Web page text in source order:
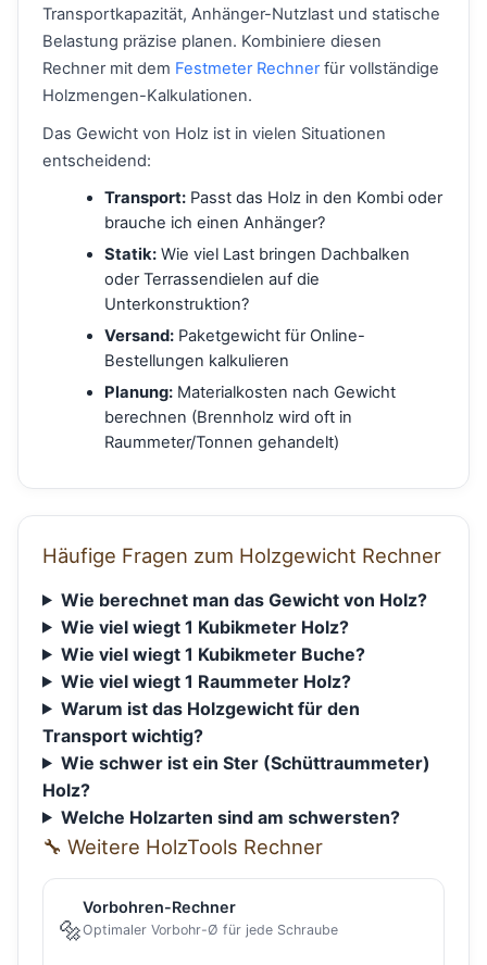
Transportkapazität, Anhänger-Nutzlast und statische
Belastung präzise planen. Kombiniere diesen
Rechner mit dem Festmeter Rechnerfür vollständige
Holzmengen-Kalkulationen.
Das Gewicht von Holz ist in vielen Situationen
entscheidend:
Transport:Passt das Holz in den Kombi oder
brauche ich einen Anhänger?
Statik:Wie viel Last bringen Dachbalken
oder Terrassendielen auf die
Unterkonstruktion?
Versand:Paketgewicht für Online-
Bestellungen kalkulieren
Planung:Materialkosten nach Gewicht
berechnen (Brennholz wird oft in
Raummeter/Tonnen gehandelt)
Häufige Fragen zum Holzgewicht Rechner
Wie berechnet man das Gewicht von Holz?
Wie viel wiegt 1 Kubikmeter Holz?
Wie viel wiegt 1 Kubikmeter Buche?
Wie viel wiegt 1 Raummeter Holz?
Warum ist das Holzgewicht für den
Transport wichtig?
Wie schwer ist ein Ster (Schüttraummeter)
Holz?
Welche Holzarten sind am schwersten?
🔧 Weitere HolzTools Rechner
🔩
Vorbohren-Rechner
Optimaler Vorbohr-Ø für jede Schraube